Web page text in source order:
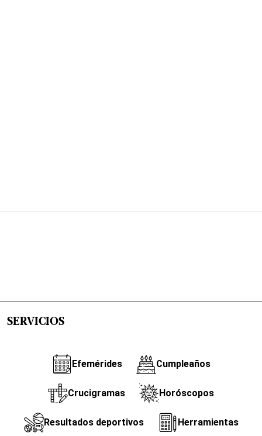
SERVICIOS
Efemérides Cumpleaños
Crucigramas Horóscopos
Resultados deportivos Herramientas